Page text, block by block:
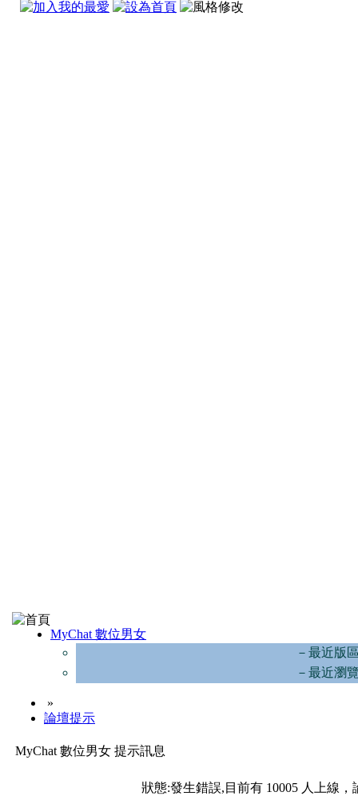
MyChat 數位男女
－最近版
－最近瀏
»
論壇提示
MyChat 數位男女 提示訊息
狀態:發生錯誤,目前有 10005 人上線